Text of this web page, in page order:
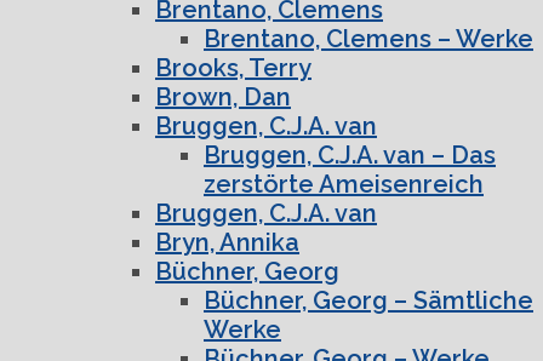
Brentano, Clemens
Brentano, Clemens – Werke
Brooks, Terry
Brown, Dan
Bruggen, C.J.A. van
Bruggen, C.J.A. van – Das
zerstörte Ameisenreich
Bruggen, C.J.A. van
Bryn, Annika
Büchner, Georg
Büchner, Georg – Sämtliche
Werke